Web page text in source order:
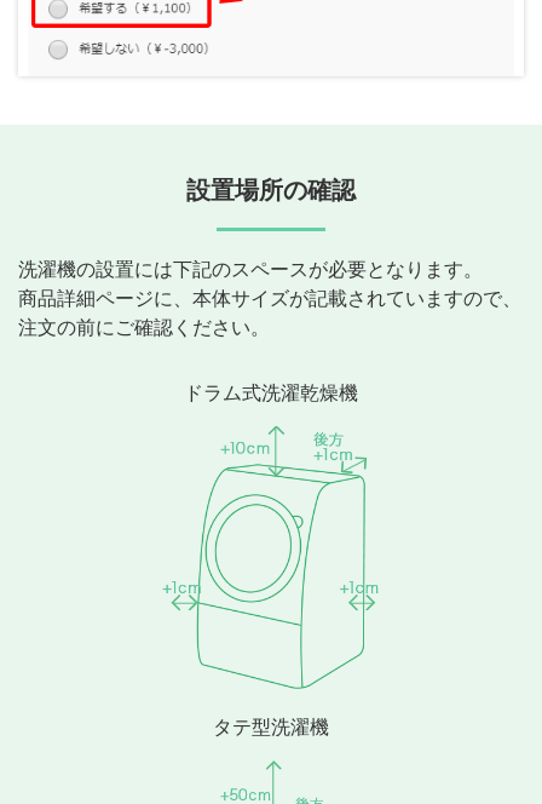
設置場所の確認
洗濯機の設置には下記のスペースが必要となります。
商品詳細ページに、本体サイズが記載されていますので、
注文の前にご確認ください。
ドラム式洗濯乾燥機
タテ型洗濯機